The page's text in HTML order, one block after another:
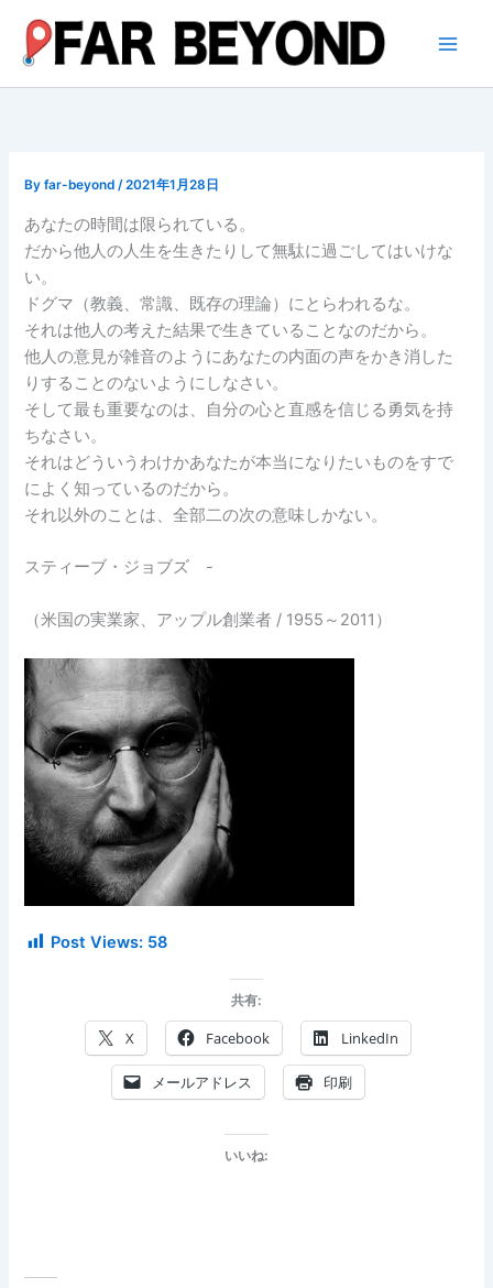
ス
Byfar-beyond/2021年1月28日
あなたの時間は限られている。
だから他人の人生を生きたりして無駄に過ごしてはいけな
い。
ドグマ（教義、常識、既存の理論）にとらわれるな。
それは他人の考えた結果で生きていることなのだから。
他人の意見が雑音のようにあなたの内面の声をかき消した
りすることのないようにしなさい。
そして最も重要なのは、自分の心と直感を信じる勇気を持
ちなさい。
それはどういうわけかあなたが本当になりたいものをすで
によく知っているのだから。
それ以外のことは、全部二の次の意味しかない。
スティーブ・ジョブズ -
（米国の実業家、アップル創業者 / 1955～2011）
Post Views: 58
共有:
X Facebook LinkedIn
メールアドレス 印刷
いいね: